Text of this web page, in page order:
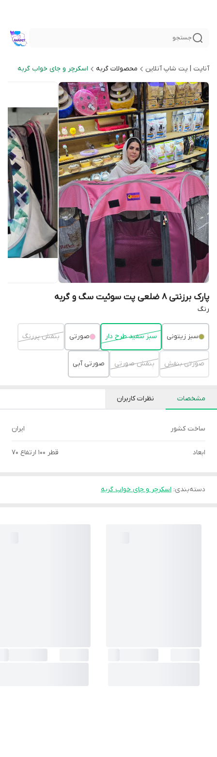
جستجو
آناپت | پت شاپ آنلاین محصولات گربه اسکرچر و جای خواب گربه
پارک برزنتی ۸ ضلعی پت سوئیت سگ و گربه
رنگ
سبز زیتونی سبز سفید طرح دار صورتی بنفش پررنگ
صورتی بنفش بنفش صورتی صورتی آبی
مشخصات نظرات کاربران
ساخت کشور ایران
ابعاد قطر 100 ارتفاع 70
دسته‌بندی: اسکرچر و جای خواب گربه